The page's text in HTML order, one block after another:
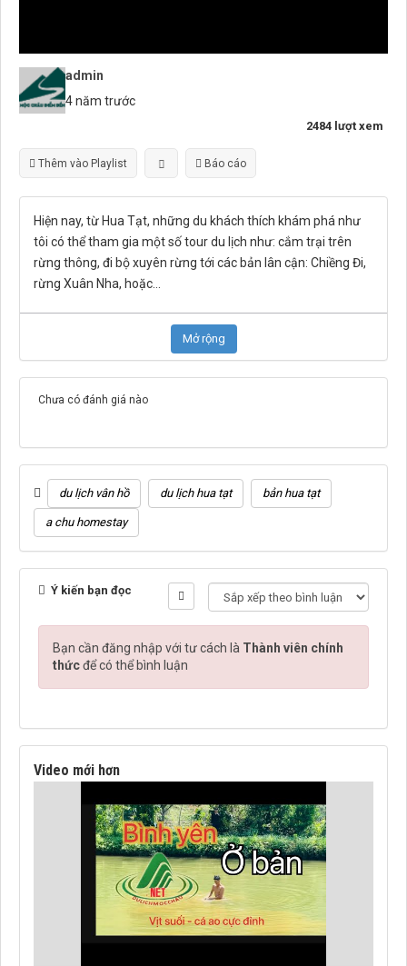
admin
4 năm trước
2484 lượt xem
Thêm vào Playlist Báo cáo
Hiện nay, từ Hua Tạt, những du khách thích khám phá như
tôi có thể tham gia một số tour du lịch như: cắm trại trên
rừng thông, đi bộ xuyên rừng tới các bản lân cận: Chiềng Đi,
rừng Xuân Nha, hoặc
Mở rộng
Chưa có đánh giá nào
du lịch vân hồ du lịch hua tạt bản hua tạt
a chu homestay
Ý kiến bạn đọc
Bạn cần đăng nhập với tư cách là Thành viên chính
thứcđể có thể bình luận
Video mới hơn